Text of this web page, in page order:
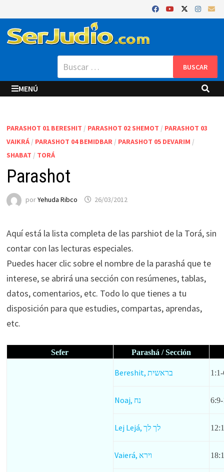
al
contenido
Buscar:
MENÚ
PARASHOT 01 BERESHIT / PARASHOT 02 SHEMOT / PARASHOT 03
VAIKRÁ/ PARASHOT 04 BEMIDBAR/ PARASHOT 05 DEVARIM /
SHABAT / TORÁ
Parashot
porYehuda Ribco 26/03/2012
Aquí está la lista completa de las parshiot de la Torá, sin
contar con las lecturas especiales.
Puedes hacer clic sobre el nombre de la parashá que te
interese, se abrirá una sección con resúmenes, tablas,
datos, comentarios, etc. Todo lo que tienes a tu
disposición para que estudies, compartas, aprendas,
etc.
Sefer Parashá / Sección
Bereshit, בראשית
Noaj, נח
Lej Lejá, לך לך
Vaierá, וירא